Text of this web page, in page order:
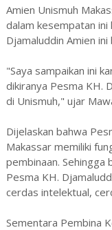
Amien Unismuh
dalam kesempatan ini
Djamaluddin Amien
"Saya sampaikan ini
dikiranya Pesma KH.
di Unismuh," ujar
Dijelaskan bahwa
Makassar memiliki
pembinaan. Sehingga
Pesma KH.
cerdas intelektual,
Sementara Pembina